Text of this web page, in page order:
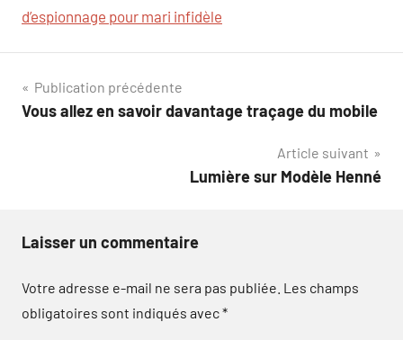
d’espionnage pour mari infidèle
Navigation
de
Publication précédente
Vous allez en savoir davantage traçage du mobile
Article suivant
Lumière sur Modèle Henné
Laisser un commentaire
Votre adresse e-mail ne sera pas publiée. Les champs
obligatoires sont indiqués avec*